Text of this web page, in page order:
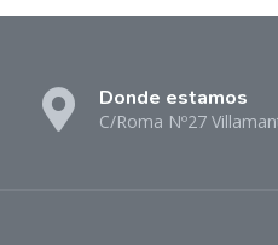
Donde estamos
C/Roma Nº27